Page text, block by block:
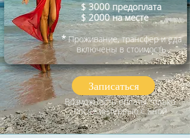
$ 3000 предоплата
$ 2000 на месте
*Проживание, трансфер и еда
включены в стоимость
Возможность оплаты только
после интервью с Яной.
Записаться